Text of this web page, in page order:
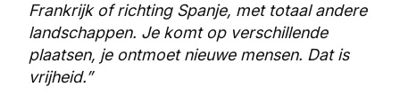
Frankrijk of richting Spanje, met totaal andere
landschappen. Je komt op verschillende
plaatsen, je ontmoet nieuwe mensen. Dat is
vrijheid.”